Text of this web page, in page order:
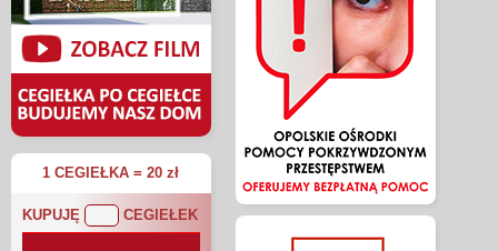
1 CEGIEŁKA = 20 zł
KUPUJĘ CEGIEŁEK